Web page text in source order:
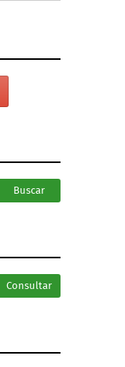
Consultar